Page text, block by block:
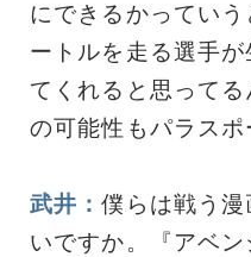
にできるかってい
ートルを走る選手
てくれると思って
の可能性もパラスポ
武井：僕らは戦う
いですか。『アベ